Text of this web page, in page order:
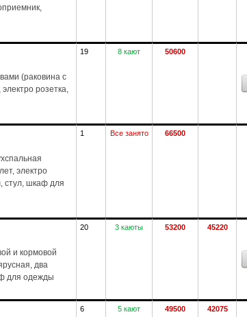
(раковина с
розетка,
19 8 кают 50600
электро
стул, шкаф для
1 Все занято 66500
и кормовой
два
для одежды
20 3 каюты 53200 45220
6 5 кают 49500 42075